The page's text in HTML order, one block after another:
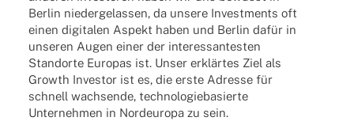
Berlin nieder­ge­las­sen, da unsere Invest­ments oft
einen digi­ta­len Aspekt haben und Berlin dafür in
unse­ren Augen einer der inter­es­san­tes­ten
Stand­orte Euro­pas ist. Unser erklär­tes Ziel als
Growth Inves­tor ist es, die erste Adresse für
schnell wach­sende, tech­no­lo­gie­ba­sierte
Unter­neh­men in Nord­eu­ropa zu sein.